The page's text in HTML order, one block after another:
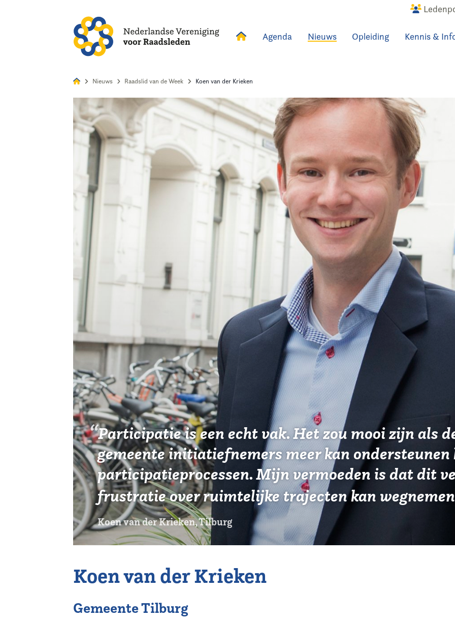
Agenda Nieuws Opleiding Kennis &
Nieuws Raadslid van de Week Koen van der Krieken
Participatie is een echt vak. Het zou mooi zijn als
gemeente initiatiefnemers meer kan
participatieprocessen. Mijn vermoeden is dat dit
frustratie over ruimtelijke trajecten kan
Koen van der Krieken, Tilburg
Koen van der Krieken
Gemeente Tilburg